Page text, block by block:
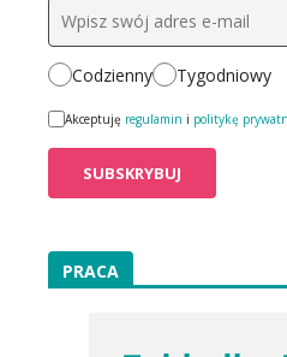
Codzienny Tygodniowy
Akceptuję regulamin i politykę
PRACA